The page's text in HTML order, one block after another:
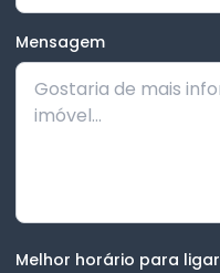
Mensagem
Melhor horário para ligar